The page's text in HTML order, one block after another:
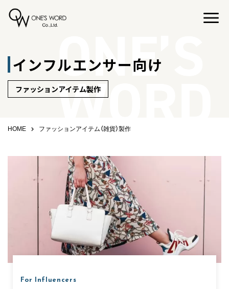
インフルエンサー向け
ファッションアイテム製作
HOME ファッションアイテム（雑貨）製作
For Influencers